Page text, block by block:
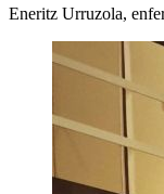
Eneritz Urruzola,